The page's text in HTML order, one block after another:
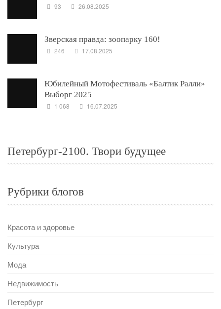
93 26.08.2025
Зверская правда: зоопарку 160!
246 17.08.2025
Юбилейный Мотофестиваль «Балтик Ралли»
Выборг 2025
1 068 16.07.2025
Петербург-2100. Твори будущее
Рубрики блогов
Красота и здоровье
Культура
Мода
Недвижимость
Петербург